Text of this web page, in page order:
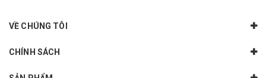
VỀ CHÚNG TÔI
CHÍNH SÁCH